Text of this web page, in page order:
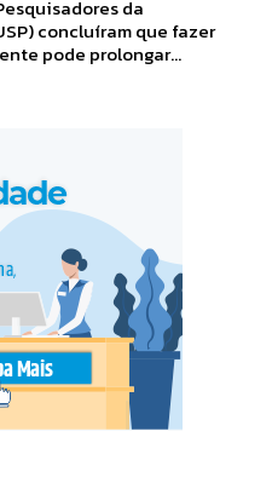
concluíram que fazer
pode prolongar...